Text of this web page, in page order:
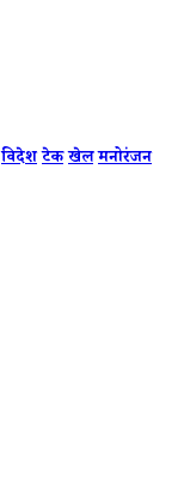
विदेशटेकखेलमनोरंजन